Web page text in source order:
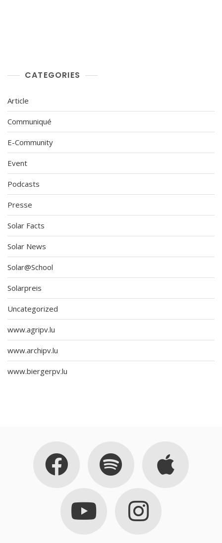
CATEGORIES
Article
Communiqué
E-Community
Event
Podcasts
Presse
Solar Facts
Solar News
Solar@School
Solarpreis
Uncategorized
www.agripv.lu
www.archipv.lu
www.biergerpv.lu